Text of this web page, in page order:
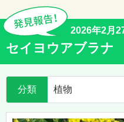
2026年2月
セイヨウアブラナ
分類 植物